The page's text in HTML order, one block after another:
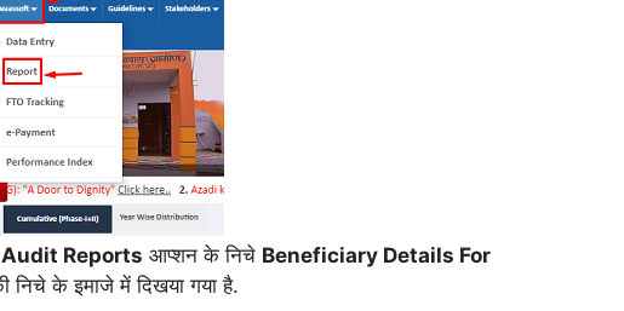
Reports आप्शन के निचे Beneficiary Details For
के इमाजे में दिखया गया है.